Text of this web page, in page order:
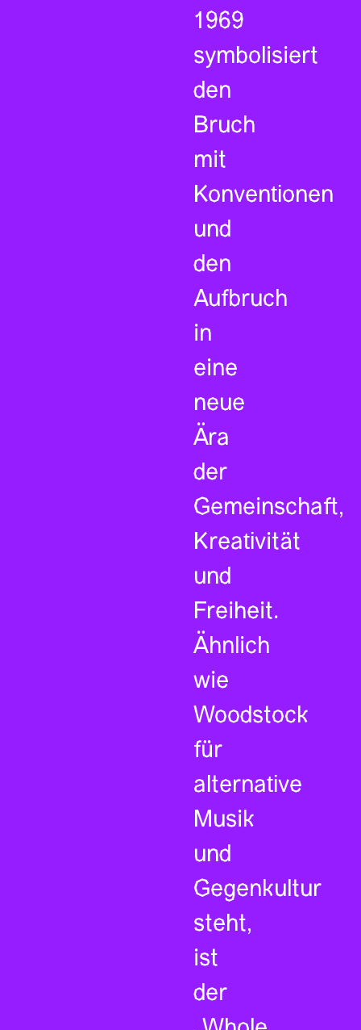
1969
symbolisiert
den
Bruch
mit
Konventionen
und
den
Aufbruch
in
eine
neue
Ära
der
Gemeinschaft,
Kreativität
und
Freiheit.
Ähnlich
wie
Woodstock
für
alternative
Musik
und
Gegenkultur
steht,
ist
der